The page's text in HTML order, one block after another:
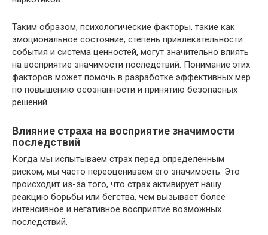
Таким образом, психологические факторы, такие как
эмоциональное состояние, степень привлекательности
события и система ценностей, могут значительно влиять
на восприятие значимости последствий. Понимание этих
факторов может помочь в разработке эффективных мер
по повышению осознанности и принятию безопасных
решений.
Влияние страха на восприятие значимости
последствий
Когда мы испытываем страх перед определенным
риском, мы часто переоцениваем его значимость. Это
происходит из-за того, что страх активирует нашу
реакцию борьбы или бегства, чем вызывает более
интенсивное и негативное восприятие возможных
последствий.